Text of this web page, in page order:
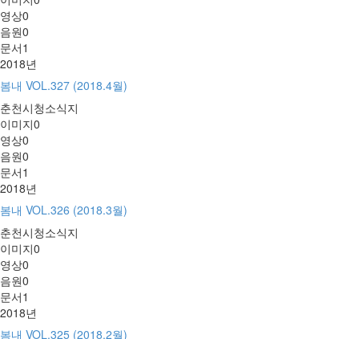
영상0
음원0
문서1
2018년
봄내 VOL.327 (2018.4월)
춘천시청소식지
이미지0
영상0
음원0
문서1
2018년
봄내 VOL.326 (2018.3월)
춘천시청소식지
이미지0
영상0
음원0
문서1
2018년
봄내 VOL.325 (2018.2월)